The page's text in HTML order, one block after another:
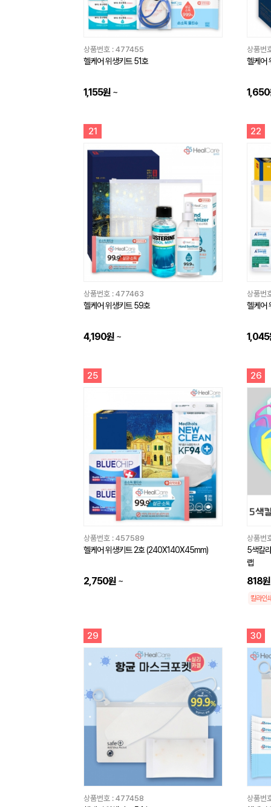
상품번호 : 477455
헬케어 위생키트 51호
1,155원 ~
상품번
헬케어
1,650
21
상품번호 : 477463
헬케어 위생키트 59호
4,190원 ~
22
상품번
헬케어
1,045
25
상품번호 : 457589
헬케어 위생키트 2호 (240X140X45mm)
2,750원 ~
26
상품번
5색칼
랩
818원
칼라인
29
상품번호 : 477458
30
상품번